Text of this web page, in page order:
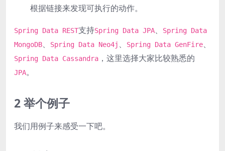
根据链接来发现可执行的动作。
Spring Data REST支持Spring Data JPA、
Spring Data
MongoDB、 Spring Data Neo4j 、 Spring Data GenFire、
Spring Data Cassandra ，这里选择大家比较熟悉的
JPA。
2 举个例子
我们用例子来感受一下吧。